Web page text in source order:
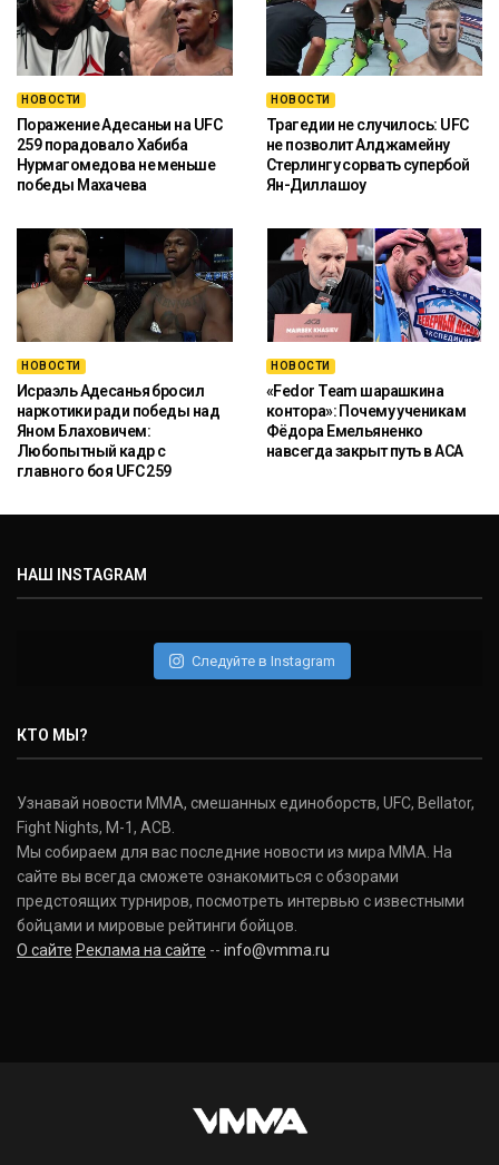
НОВОСТИ
Поражение Адесаньи на UFC
259 порадовало Хабиба
Нурмагомедова не меньше
победы Махачева
НОВОСТИ
Трагедии не случилось: UFC
не позволит Алджамейну
Стерлингу сорвать супербой
Ян-Диллашоу
НОВОСТИ
Исраэль Адесанья бросил
наркотики ради победы над
Яном Блаховичем:
Любопытный кадр с
главного боя UFC 259
НОВОСТИ
«Fedor Team шарашкина
контора»: Почему ученикам
Фёдора Емельяненко
навсегда закрыт путь в ACA
НАШ INSTAGRAM
Следуйте в Instagram
КТО МЫ?
Узнавай новости ММА, смешанных единоборств, UFC, Bellator,
Fight Nights, M-1, ACB.
Мы собираем для вас последние новости из мира ММА. На
сайте вы всегда сможете ознакомиться с обзорами
предстоящих турниров, посмотреть интервью с известными
бойцами и мировые рейтинги бойцов.
О сайте Реклама на сайте -- info@vmma.ru